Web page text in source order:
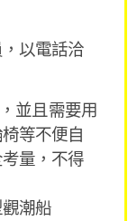
以電話洽
並且需要用
等不便自
量，不得
潮船